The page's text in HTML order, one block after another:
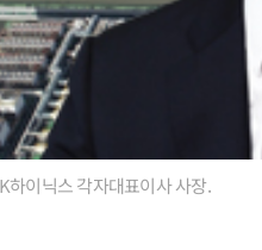
이닉스 각자대표이사 사장.